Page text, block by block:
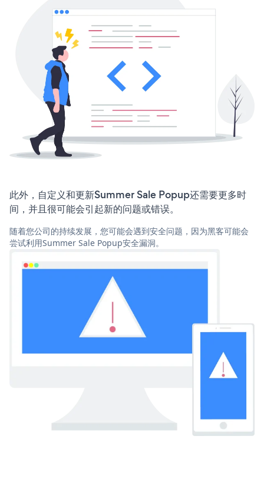
此外，自定义和更新Summer Sale Popup还需要更多时
间，并且很可能会引起新的问题或错误。
随着您公司的持续发展，您可能会遇到安全问题，因为黑客可能会
尝试利用Summer Sale Popup安全漏洞。